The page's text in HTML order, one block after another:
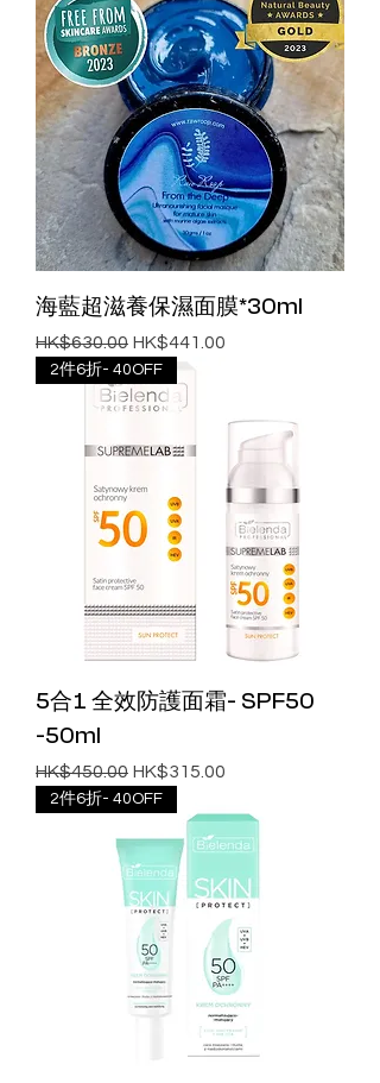
海藍超滋養保濕面膜*30ml
一般價格
HK$630.00 促銷價格
HK$441.00
2件6折- 40OFF
5合1 全效防護面霜- SPF50
-50ml
一般價格
HK$450.00 促銷價格
HK$315.00
2件6折- 40OFF